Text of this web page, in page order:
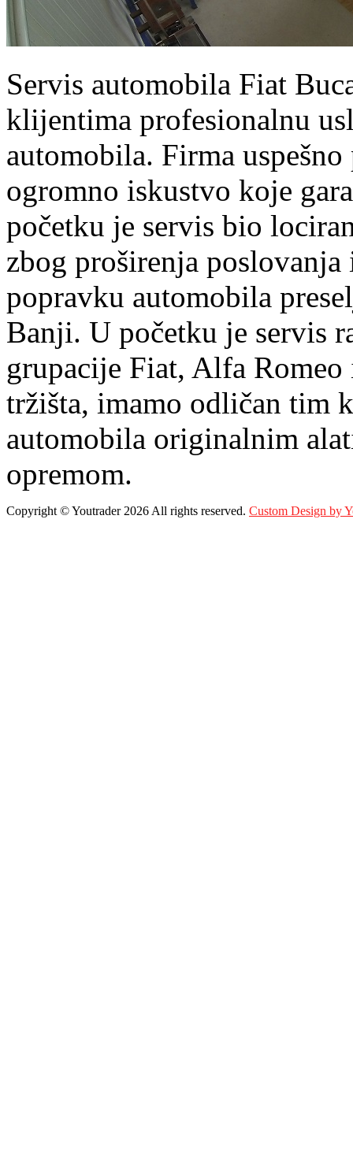
Servis automobila Fiat
klijentima profesionalnu
automobila. Firma
ogromno iskustvo koje
početku je servis bio
zbog proširenja poslovanja
popravku automobila
Banji. U početku je servis
grupacije Fiat, Alfa
tržišta, imamo odličan tim
automobila originalnim
opremom.
Copyright ©Youtrader2026 All rights reserved. Custom Design by